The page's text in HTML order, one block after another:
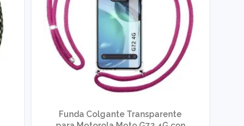
Funda Colgante Transparente